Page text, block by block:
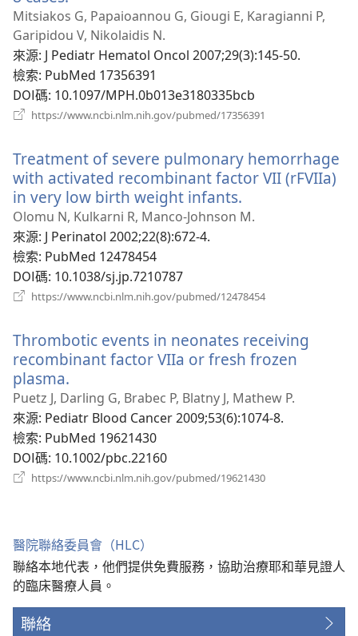
啟
新
視
窗）
Mitsiakos G, Papaioannou G, Giougi E, Karagianni P,
Garipidou V, Nikolaidis N.
來源‎: J Pediatr Hematol Oncol 2007;29(3):145-50.
檢索‎: PubMed 17356391
DOI碼‎: 10.1097/MPH.0b013e3180335bcb
https://www.ncbi.nlm.nih.gov/pubmed/17356391
視
窗）
Treatment of severe pulmonary hemorrhage
with activated recombinant factor VII (rFVIIa)
in very low birth weight infants.
啟
Olomu N, Kulkarni R, Manco-Johnson M.
來源‎: J Perinatol 2002;22(8):672-4.
檢索‎: PubMed 12478454
DOI碼‎: 10.1038/sj.jp.7210787
https://www.ncbi.nlm.nih.gov/pubmed/12478454
視
窗）
Thrombotic events in neonates receiving
recombinant factor VIIa or fresh frozen
plasma.
啟
新
視
窗）
Puetz J, Darling G, Brabec P, Blatny J, Mathew P.
來源‎: Pediatr Blood Cancer 2009;53(6):1074-8.
檢索‎: PubMed 19621430
DOI碼‎: 10.1002/pbc.22160
https://www.ncbi.nlm.nih.gov/pubmed/19621430
醫院聯絡委員會（HLC）
聯絡本地代表，他們提供免費服務，協助治療耶和華見證人
的臨床醫療人員。
聯絡